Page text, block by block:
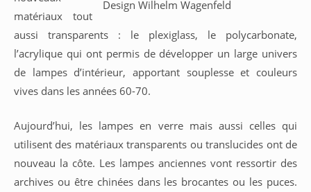
Design Wilhelm Wagenfeld
matériaux tout
aussi transparents : le plexiglass, le polycarbonate,
l’acrylique qui ont permis de développer un large univers
de lampes d’intérieur, apportant souplesse et couleurs
vives dans les années 60-70.
Aujourd’hui, les lampes en verre mais aussi celles qui
utilisent des matériaux transparents ou translucides ont de
nouveau la côte. Les lampes anciennes vont ressortir des
archives ou être chinées dans les brocantes ou les puces.